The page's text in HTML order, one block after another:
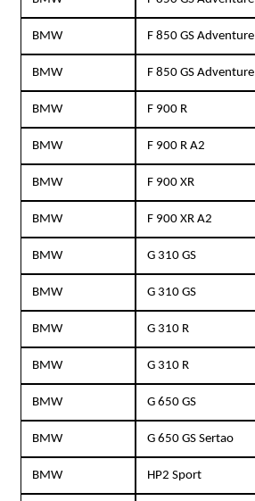
BMW F 850 GS Adventure
BMW F 850 GS Adventure
BMW F 900 R
BMW F 900 R A2
BMW F 900 XR
BMW F 900 XR A2
BMW G 310 GS
BMW G 310 GS
BMW G 310 R
BMW G 310 R
BMW G 650 GS
BMW G 650 GS Sertao
BMW HP2 Sport